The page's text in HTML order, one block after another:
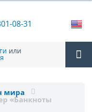
08-31
или
мира
«Банкноты